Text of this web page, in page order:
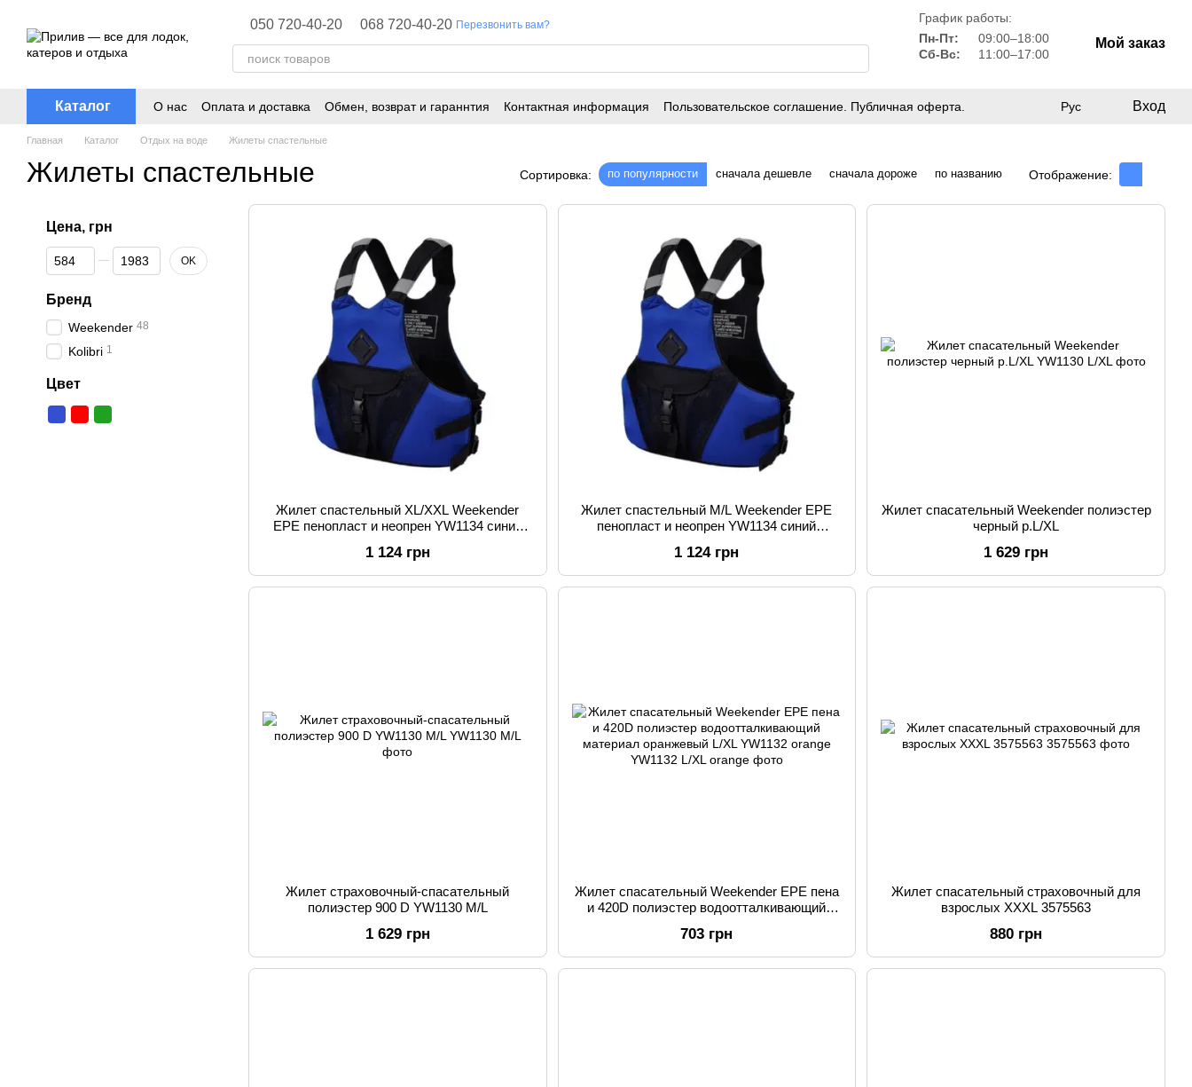
050 720-40-20 068 720-40-20 Перезвонить вам?
График работы:
Пн-Пт:
09:00–18:00
Сб-Вс:
11:00–17:00
Мой заказ
Каталог О нас Оплата и доставка Обмен, возврат и гараннтия Контактная информация
Пользовательское соглашение. Публичная оферта.
Рус Вход
Главная Каталог Отдых на воде Жилеты спастельные
Жилеты спастельные Сортировка: по популярности сначала дешевле сначала дороже по названию Отображение:
Жилет спастельный XL/XXL Weekender
EPE пенопласт и неопрен YW1134 синий
1 124 грн
Жилет спастельный M/L Weekender EPE
пенопласт и неопрен YW1134 синий
1 124 грн
Жилет спасательный Weekender полиэстер
черный р.L/XL
1 629 грн
Жилет страховочный-спасательный
полиэстер 900 D YW1130 M/L
1 629 грн
Жилет спасательный Weekender EPE пена
и 420D полиэстер водоотталкивающий
703 грн
Жилет спасательный страховочный для
взрослых XXXL 3575563
880 грн
Цена, грн
От Цена, грн
До Цена, грн OK
Бренд
Weekender 48
Kolibri 1
Цвет